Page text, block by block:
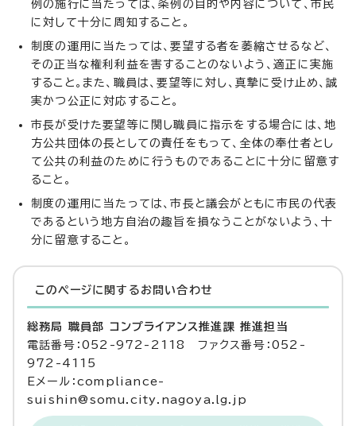
例の施行に当たっては、条例の目的や内容について、市民
に対して十分に周知すること。
制度の運用に当たっては、要望する者を萎縮させるなど、
その正当な権利利益を害することのないよう、適正に実施
すること。また、職員は、要望等に対し、真摯に受け止め、誠
実かつ公正に対応すること。
市長が受けた要望等に関し職員に指示をする場合には、地
方公共団体の長としての責任をもって、全体の奉仕者とし
て公共の利益のために行うものであることに十分に留意す
ること。
制度の運用に当たっては、市長と議会がともに市民の代表
であるという地方自治の趣旨を損なうことがないよう、十
分に留意すること。
このページに関する お問い合わせ
総務局 職員部 コンプライアンス推進課 推進担当
電話番号：052-972-2118 ファクス番号：052-
972-4115
Eメール：compliance-
suishin@somu.city.nagoya.lg.jp